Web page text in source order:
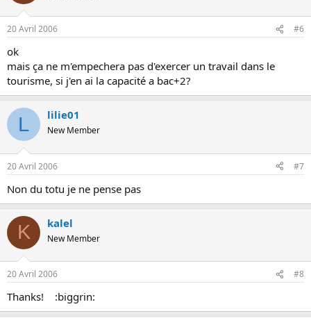
20 Avril 2006 #6
ok
mais ça ne m'empechera pas d'exercer un travail dans le
tourisme, si j'en ai la capacité a bac+2?
L lilie01
New Member
20 Avril 2006 #7
Non du totu je ne pense pas
K kalel
New Member
20 Avril 2006 #8
Thanks! :biggrin: